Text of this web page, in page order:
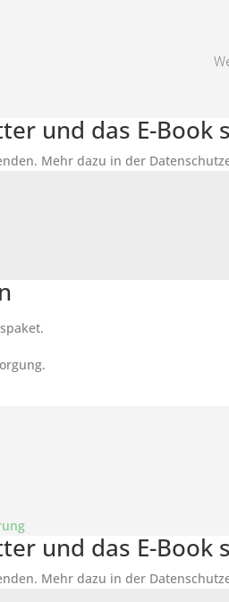
und das E-Book
Mehr dazu in der
und das E-Book
Mehr dazu in der